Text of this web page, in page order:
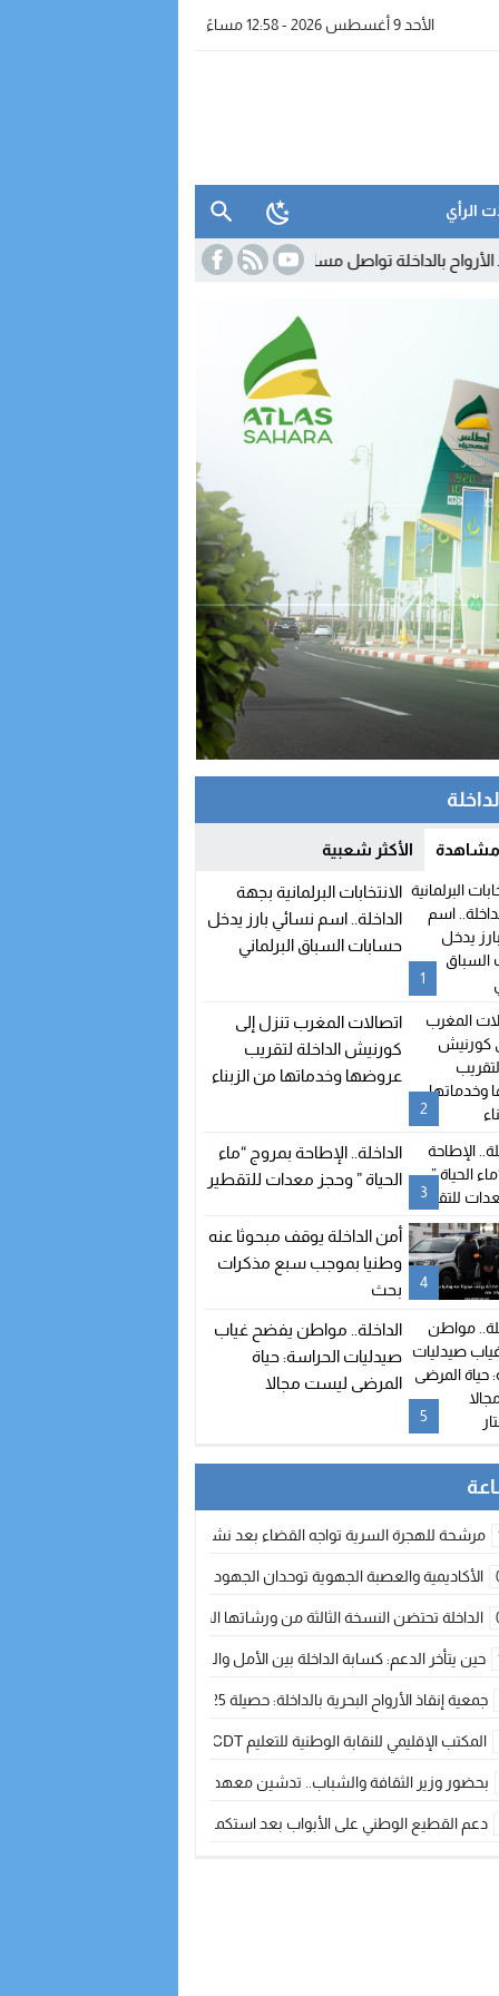
الأحد 9 أغسطس 2026 - 12:58 مساءً
الرأي
تواصل مساندة البحارة في الظروف الصعبة
مشاهدة الأكثر شعبية
1
الانتخابات البرلمانية بجهة
الداخلة.. اسم نسائي بارز يدخل
حسابات السباق البرلماني
2
اتصالات المغرب تنزل إلى
كورنيش الداخلة لتقريب
عروضها وخدماتها من الزبناء
3
الداخلة.. الإطاحة بمروج “ماء
الحياة ” وحجز معدات للتقطير
4
أمن الداخلة يوقف مبحوثا عنه
وطنيا بموجب سبع مذكرات
بحث
5
الداخلة.. مواطن يفضح غياب
صيدليات الحراسة: حياة
المرضى ليست مجالا
مرشحة للهجرة السرية تواجه القضاء بعد نشر معطيات مضللة
الأكاديمية والعصبة الجهوية توحدان الجهود لتطوير الممارسة الكروية بجهة
الداخلة تحتضن النسخة الثالثة من ورشاتها الدولية: تكوين متخصص في التراث
حين يتأخر الدعم: كسابة الداخلة بين الأمل والقلق ؟
جمعية إنقاذ الأرواح البحرية بالداخلة: حصيلة 2025 بين مهام الإنقاذ ومشروع “دار البحار”
المكتب الإقليمي للنقابة الوطنية للتعليم CDT يجتمع مع المدير الإقليمي لمناقشة ملفات جوهرية لنساء ورجال التعليم
بحضور وزير الثقافة والشباب.. تدشين معهد الموسيقى والفنون الكوريغرافية بالداخلة
دعم القطيع الوطني على الأبواب بعد استكمال الترقيم… الفلاحة المغربية